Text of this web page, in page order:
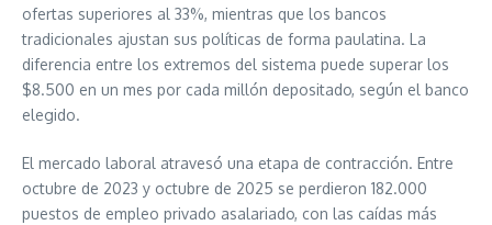
ofertas superiores al 33%, mientras que los bancos
tradicionales ajustan sus políticas de forma paulatina. La
diferencia entre los extremos del sistema puede superar los
$8.500 en un mes por cada millón depositado, según el banco
elegido.
El mercado laboral atravesó una etapa de contracción. Entre
octubre de 2023 y octubre de 2025 se perdieron 182.000
puestos de empleo privado asalariado, con las caídas más